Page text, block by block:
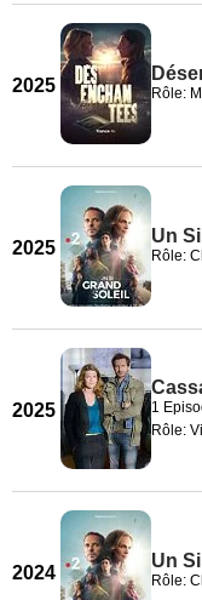
2025 Rôle:
2025
Un
Rôle:
2025 1
Rôle:
2024
Un
Rôle: